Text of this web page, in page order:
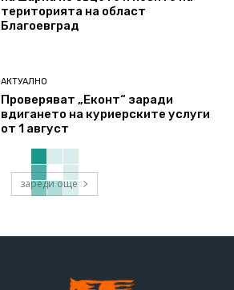
територията на област
Благоевград
АКТУАЛНО
Проверяват „Еконт“ заради
вдигането на куриерските услуги
от 1 август
зареди още